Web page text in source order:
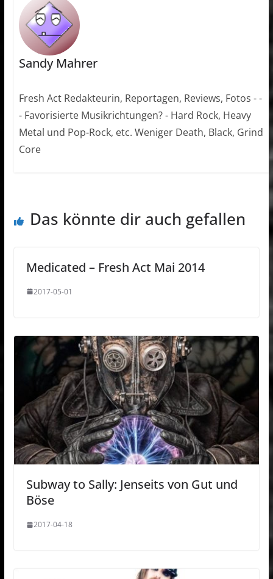
Sandy Mahrer
Fresh Act Redakteurin, Reportagen, Reviews, Fotos - -
- Favorisierte Musikrichtungen? - Hard Rock, Heavy
Metal und Pop-Rock, etc. Weniger Death, Black, Grind
Core
Das könnte dir auch gefallen
Medicated – Fresh Act Mai 2014
2017-05-01
Subway to Sally: Jenseits von Gut und
Böse
2017-04-18